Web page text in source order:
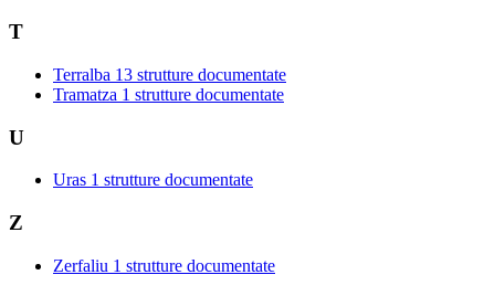
T
Terralba 13 strutture documentate
Tramatza 1 strutture documentate
U
Uras 1 strutture documentate
Z
Zerfaliu 1 strutture documentate